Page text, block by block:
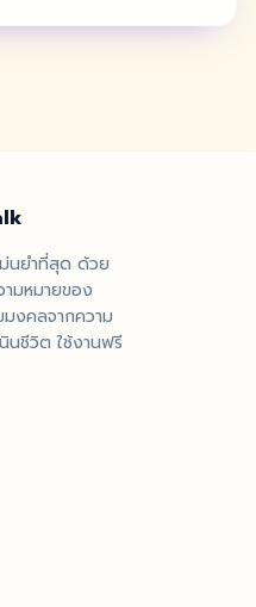
นยำที่สุด ด้วย
ามหมายของ
มงคลจากความ
นชีวิต ใช้งานฟรี